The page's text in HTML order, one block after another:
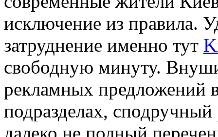
исключение из правила.
затруднение именно тут
свободную минуту.
рекламных предложений
подразделах,